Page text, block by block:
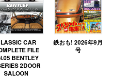
CAR
FILE
BENTLEY
2DOOR
SALOON
鉄おも! 2026年9月
号